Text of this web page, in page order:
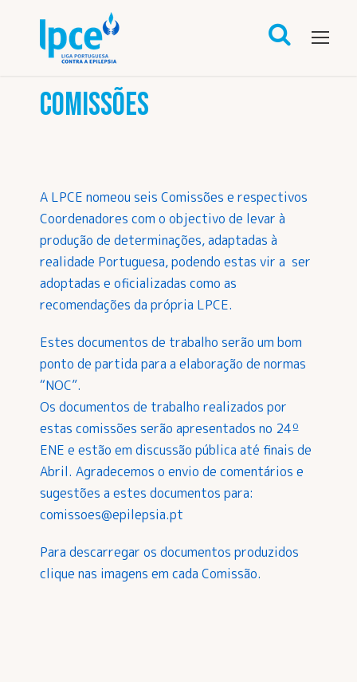
COMISSÕES
A LPCE nomeou seis Comissões e respectivos
Coordenadores com o objectivo de levar à
produção de determinações, adaptadas à
realidade Portuguesa, podendo estas vir a ser
adoptadas e oficializadas como as
recomendações da própria LPCE.
Estes documentos de trabalho serão um bom
ponto de partida para a elaboração de normas
“NOC”.
Os documentos de trabalho realizados por
estas comissões serão apresentados no 24º
ENE e estão em discussão pública até finais de
Abril. Agradecemos o envio de comentários e
sugestões a estes documentos para:
comissoes@epilepsia.pt
Para descarregar os documentos produzidos
clique nas imagens em cada Comissão.